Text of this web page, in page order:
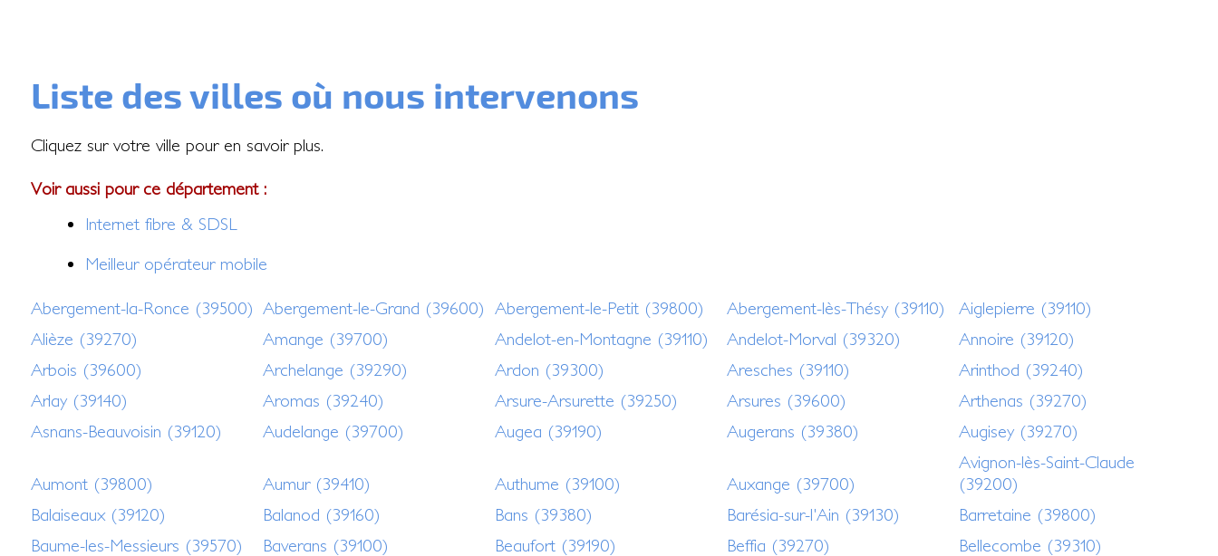
Liste des villes où nous intervenons
Cliquez sur votre ville pour en savoir plus.
Voir aussi pour ce département :
Internet fibre & SDSL
Meilleur opérateur mobile
Abergement-la-Ronce (39500) Abergement-le-Grand (39600) Abergement-le-Petit (39800) Abergement-lès-Thésy (39110)
Aiglepierre (39110)
Alièze (39270)
Amange (39700) Andelot-en-Montagne (39110) Andelot-Morval (39320)
Annoire (39120)
Arbois (39600)
Archelange (39290) Ardon (39300) Aresches (39110)
Arinthod (39240)
Arlay (39140)
Aromas (39240) Arsure-Arsurette (39250) Arsures (39600)
Arthenas (39270)
Asnans-Beauvoisin (39120)
Audelange (39700) Augea (39190) Augerans (39380) Augisey (39270)
Aumont (39800) Aumur (39410) Authume (39100) Auxange (39700)
Avignon-lès-Saint-Claude
(39200)
Balaiseaux (39120)
Balanod (39160) Bans (39380) Barésia-sur-l'Ain (39130)
Barretaine (39800)
Baume-les-Messieurs (39570)
Baverans (39100) Beaufort (39190) Beffia (39270)
Bellecombe (39310)